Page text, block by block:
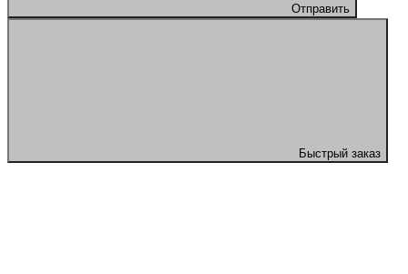
Отправить
Быстрый заказ